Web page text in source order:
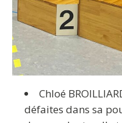
Chloé
défaites dans sa